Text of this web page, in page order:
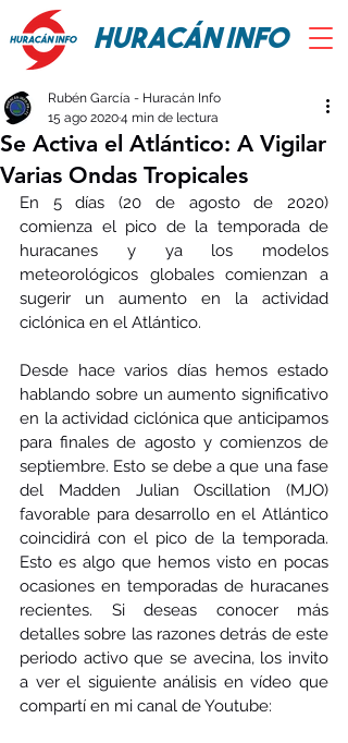
HURACÁN INFO
Se Activa el Atlántico: A Vigilar
Varias Ondas Tropicales
Rubén García - Huracán Info
15 ago 20204 min de lectura
En 5 días (20 de agosto de 2020)
comienza el pico de la temporada de
huracanes y ya los modelos
meteorológicos globales comienzan a
sugerir un aumento en la actividad
ciclónica en el Atlántico.
Desde hace varios días hemos estado
hablando sobre un aumento significativo
en la actividad ciclónica que anticipamos
para finales de agosto y comienzos de
septiembre. Esto se debe a que una fase
del Madden Julian Oscillation (MJO)
favorable para desarrollo en el Atlántico
coincidirá con el pico de la temporada.
Esto es algo que hemos visto en pocas
ocasiones en temporadas de huracanes
recientes. Si deseas conocer más
detalles sobre las razones detrás de este
periodo activo que se avecina, los invito
a ver el siguiente análisis en vídeo que
compartí en mi canal de Youtube: